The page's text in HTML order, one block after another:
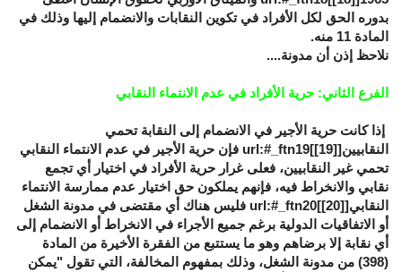
بدوره الحق لكل الأفراد في تكوين النقابات والانضمام إليها وذلك في
المادة 11 منه.
نلاحظ إذن أن مدونة....
الفرع الثاني: حرية الأفراد في عدم الانتماء النقابي
إذا كانت حرية الأجير في الانضمام إلى النقابة تحمي
النقابيين[[19]
]url:#_ftn19 فإن حرية الأجير في عدم الانتماء النقابي
تحمي غير النقابيين، فعلى غرار حرية الأفراد في اختيار أي تجمع
نقابي والانخراط فيه، فإنهم يملكون حق اختيار عدم ممارسة الانتماء
النقابي[[20]
]url:#_ftn20 فليس هناك أي مقتضى في مدونة الشغل
أو الاتفاقيات الدولية برغم جميع الأجراء في الانخراط أو الانضمام إلى
أي نقابة إلا برضاهم وهو ما يستتبع من الفقرة الأخيرة من المادة
(398) من مدونة الشغل، وذلك بمفهوم المخالفة، التي تقول "يمكن